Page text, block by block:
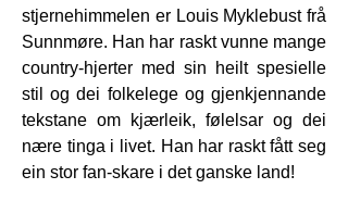
stjernehimmelen er Louis Myklebust frå
Sunnmøre. Han har raskt vunne mange
country-hjerter med sin heilt spesielle
stil og dei folkelege og gjenkjennande
tekstane om kjærleik, følelsar og dei
nære tinga i livet. Han har raskt fått seg
ein stor fan-skare i det ganske land!